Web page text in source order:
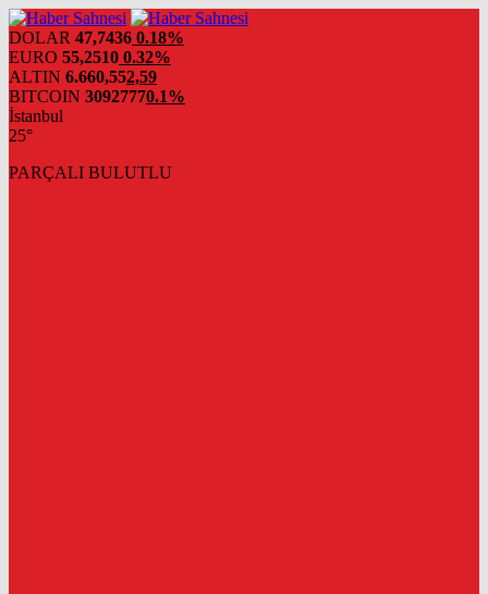
DOLAR 47,7436 0.18%
EURO 55,2510 0.32%
ALTIN 6.660,552,59
BITCOIN 30927770.1%
İstanbul
25°
PARÇALI BULUTLU